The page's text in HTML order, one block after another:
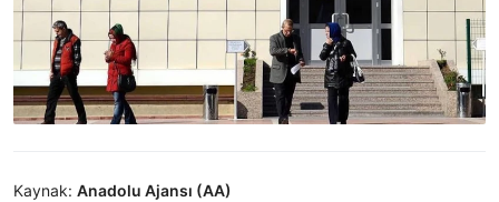
Kaynak: Anadolu Ajansı (AA)